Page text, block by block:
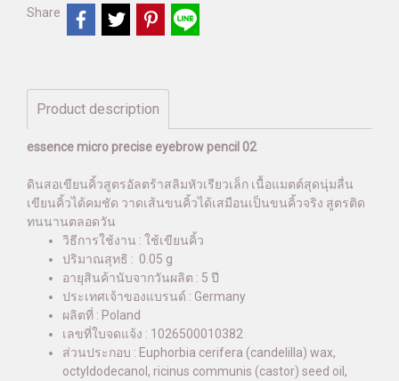
Share
Product description
essence micro precise eyebrow pencil 02
ดินสอเขียนคิ้วสูตรอัลตร้าสลิมหัวเรียวเล็ก เนื้อแมตต์สุดนุ่มลื่น
เขียนคิ้วได้คมชัด วาดเส้นขนคิ้วได้เสมือนเป็นขนคิ้วจริง สูตรติด
ทนนานตลอดวัน
วิธีการใช้งาน : ใช้เขียนคิ้ว
ปริมาณสุทธิ : 0.05 g
อายุสินค้านับจากวันผลิต : 5 ปี
ประเทศเจ้าของแบรนด์ : Germany
ผลิตที่ : Poland
เลขที่ใบจดแจ้ง : 1026500010382
ส่วนประกอบ : Euphorbia cerifera (candelilla) wax,
octyldodecanol, ricinus communis (castor) seed oil,